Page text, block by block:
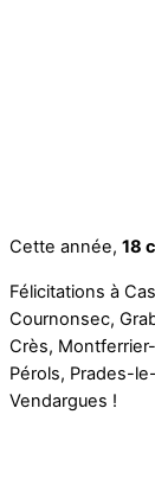
Cette année, 18
Félicitations à
Cournonsec,
Crès,
Pérols, Prades-
Vendargues !